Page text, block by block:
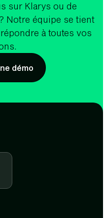
sur Klarys ou de
Notre équipe se tient
à toutes vos
démo